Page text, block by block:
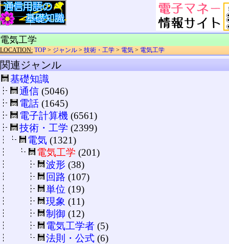
電気工学
LOCATION: TOP > ジャンル > 技術・工学 > 電気 > 電気工学
関連ジャンル
基礎知識
通信 (5046)
電話 (1645)
電子計算機 (6561)
技術・工学 (2399)
電気 (1321)
電気工学 (201)
波形 (38)
回路 (107)
単位 (19)
現象 (11)
制御 (12)
電気工学者 (5)
法則・公式 (6)